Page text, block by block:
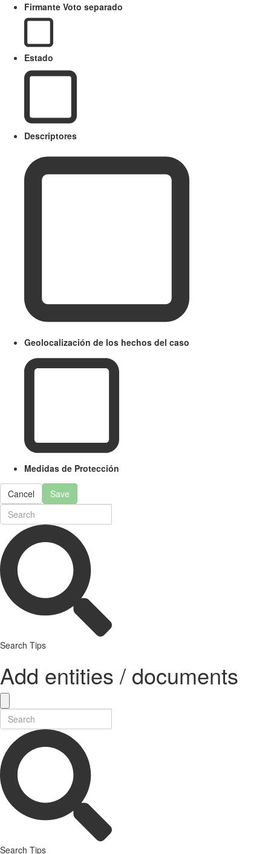
Firmante Voto separado
Estado
Descriptores
Geolocalización de los hechos del caso
Medidas de Protección
Cancel Save
Search Tips
Add entities / documents
Search Tips